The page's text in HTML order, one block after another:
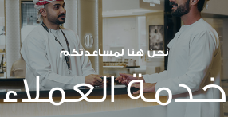
نحن هنا لمساعدتكم
خدمة العملاء